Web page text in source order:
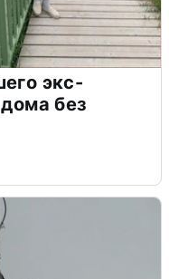
экс-
без